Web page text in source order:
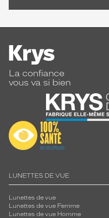
La confiance
vous va si bien
LUNETTES DE VUE
Lunettes de vue
Lunettes de vue Femme
Lunettes de vue Homme